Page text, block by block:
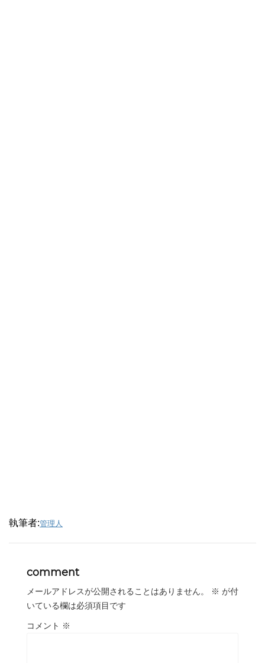
執筆者:管理人
comment
メールアドレスが公開されることはありません。 ※ が付
いている欄は必須項目です
コメント ※